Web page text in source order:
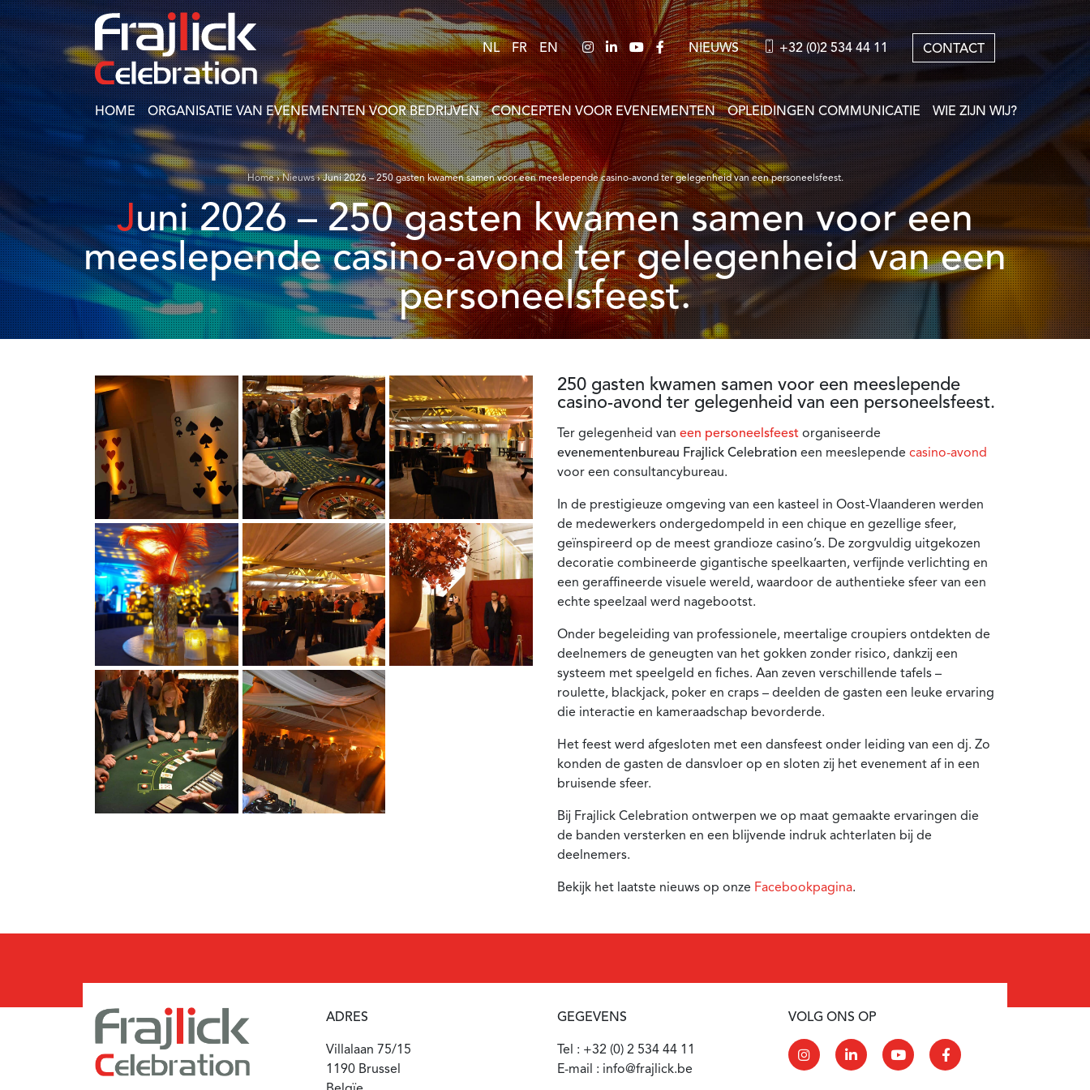
NL FR EN NIEUWS +32 (0)2 534 44 11 CONTACT
HOME ORGANISATIE VAN EVENEMENTEN VOOR BEDRIJVEN CONCEPTEN VOOR EVENEMENTEN OPLEIDINGEN COMMUNICATIE WIE ZIJN WIJ?
Home›Nieuws›Juni 2026 – 250 gasten kwamen samen voor een meeslepende casino-avond ter gelegenheid van een personeelsfeest.
Juni 2026 – 250 gasten kwamen samen voor een
meeslepende casino-avond ter gelegenheid van een
personeelsfeest.
250 gasten kwamen samen voor een meeslepende
casino-avond ter gelegenheid van een personeelsfeest.
Ter gelegenheid van een personeelsfeest organiseerde
evenementenbureau Frajlick Celebration een meeslepende casino-avond
voor een consultancybureau.
In de prestigieuze omgeving van een kasteel in Oost-Vlaanderen werden
de medewerkers ondergedompeld in een chique en gezellige sfeer,
geïnspireerd op de meest grandioze casino’s. De zorgvuldig uitgekozen
decoratie combineerde gigantische speelkaarten, verfijnde verlichting en
een geraffineerde visuele wereld, waardoor de authentieke sfeer van een
echte speelzaal werd nagebootst.
Onder begeleiding van professionele, meertalige croupiers ontdekten de
deelnemers de geneugten van het gokken zonder risico, dankzij een
systeem met speelgeld en fiches. Aan zeven verschillende tafels –
roulette, blackjack, poker en craps – deelden de gasten een leuke ervaring
die interactie en kameraadschap bevorderde.
Het feest werd afgesloten met een dansfeest onder leiding van een dj. Zo
konden de gasten de dansvloer op en sloten zij het evenement af in een
bruisende sfeer.
Bij Frajlick Celebration ontwerpen we op maat gemaakte ervaringen die
de banden versterken en een blijvende indruk achterlaten bij de
deelnemers.
Bekijk het laatste nieuws op onze Facebookpagina.
ADRES
Villalaan 75/15
1190 Brussel
GEGEVENS
Tel : +32 (0) 2 534 44 11
E-mail : info@frajlick.be
VOLG ONS OP